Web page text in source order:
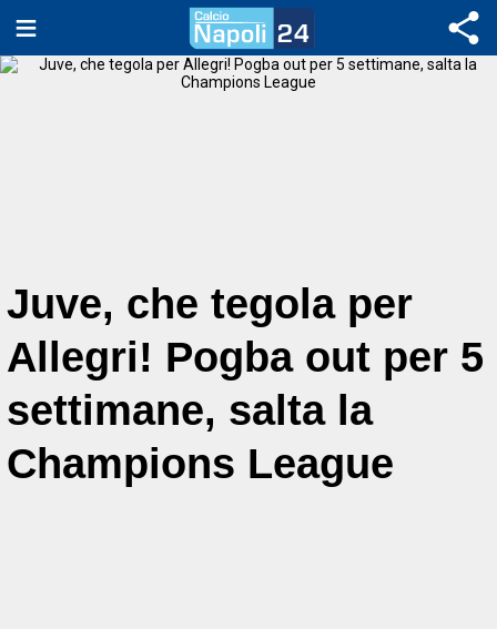
Juve, che tegola per
Allegri! Pogba out per 5
settimane, salta la
Champions League